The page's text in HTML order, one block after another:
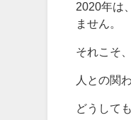
2020年は
ません。
それこそ
人との関
どうして